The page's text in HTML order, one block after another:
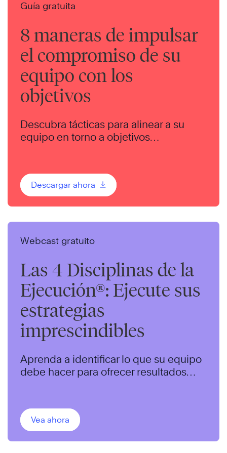
Guía gratuita
8 maneras de impulsar
el compromiso de su
equipo con los
objetivos
Descubra tácticas para alinear a su
equipo en torno a objetivos
Descargar ahora
Webcast gratuito
Las 4 Disciplinas de la
Ejecución®: Ejecute sus
estrategias
imprescindibles
Aprenda a identificar lo que su equipo
debe hacer para ofrecer resultados
Vea ahora